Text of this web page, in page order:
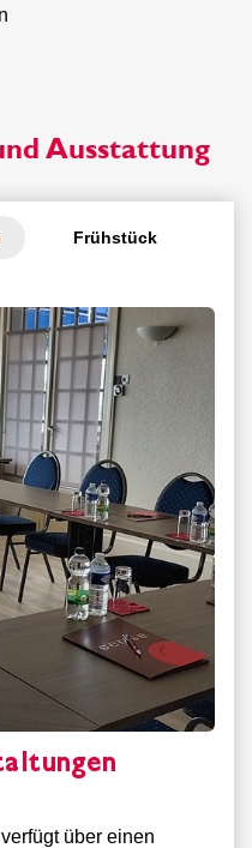
Ausstattung
Frühstück
über einen